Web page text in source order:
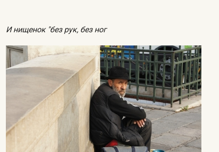
И нищенок "без рук, без ног